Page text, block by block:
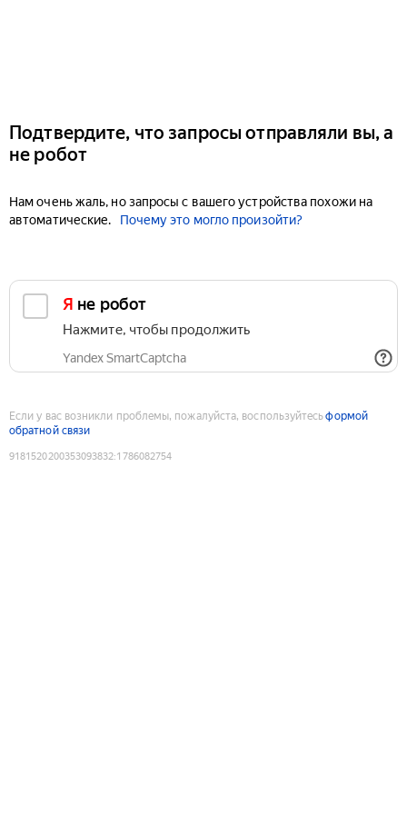
Подтвердите, что запросы отправляли вы, а
не робот
Нам очень жаль, но запросы с вашего устройства похожи на
автоматические.
Почему это могло произойти?
Я не робот
Нажмите, чтобы продолжить
Yandex SmartCaptcha
Если у вас возникли проблемы, пожалуйста, воспользуйтесьформой
обратной связи
9181520200353093832:1786082754